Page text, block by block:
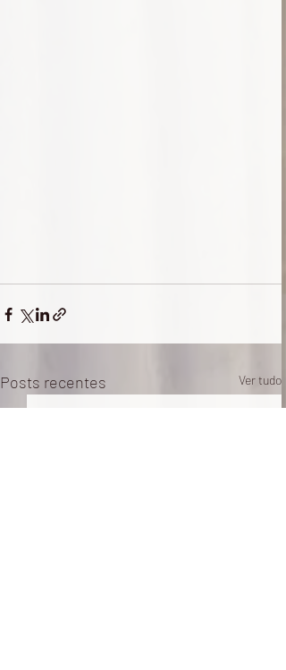
Posts recentes Ver tudo